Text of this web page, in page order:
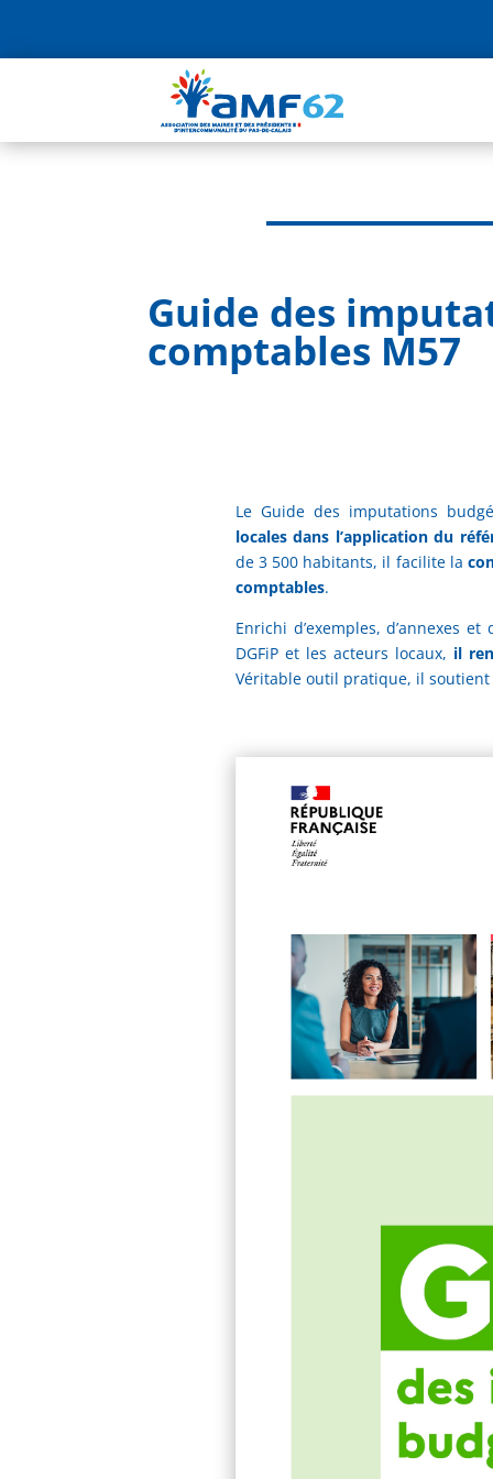
Guide des
comptables M57
Le Guide des imputations
locales dans l’application du
de 3 500 habitants, il facilite la
comptables.
Enrichi d’exemples, d’annexes
DGFiP et les acteurs locaux, il
Véritable outil pratique, il